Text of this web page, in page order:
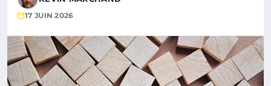
17 JUIN 2026